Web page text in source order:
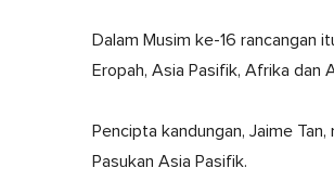
Dalam Musim ke-16 rancangan
Eropah, Asia Pasifik, Afrika dan
Pencipta kandungan, Jaime
Pasukan Asia Pasifik.